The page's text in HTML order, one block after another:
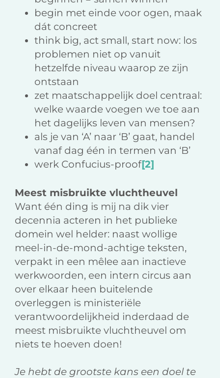
begin met einde voor ogen, maak
dát concreet
think big, act small, start now: los
problemen niet op vanuit
hetzelfde niveau waarop ze zijn
ontstaan
zet maatschappelijk doel centraal:
welke waarde voegen we toe aan
het dagelijks leven van mensen?
als je van ‘A’ naar ‘B’ gaat, handel
vanaf dag één in termen van ‘B’
werk Confucius-proof[2]
Meest misbruikte vluchtheuvel
Want één ding is mij na dik vier
decennia acteren in het publieke
domein wel helder: naast wollige
meel-in-de-mond-achtige teksten,
verpakt in een mêlee aan inactieve
werkwoorden, een intern circus aan
over elkaar heen buitelende
overleggen is ministeriële
verantwoordelijkheid inderdaad de
meest misbruikte vluchtheuvel om
niets te hoeven doen!
Je hebt de grootste kans een doel te